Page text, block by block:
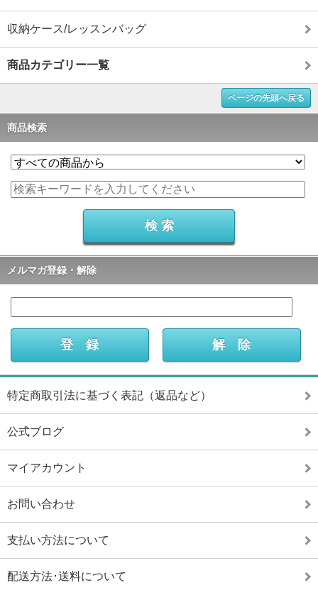
収納ケース/レッスンバッグ
商品カテゴリー一覧
ページの先頭へ戻る
商品検索
メルマガ登録・解除
特定商取引法に基づく表記（返品など）
公式ブログ
マイアカウント
お問い合わせ
支払い方法について
配送方法･送料について